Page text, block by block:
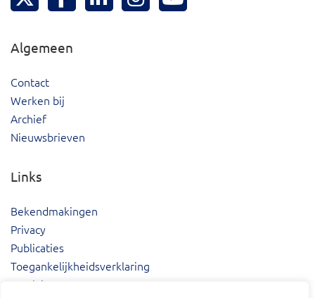
Algemeen
Contact
Werken bij
Archief
Nieuwsbrieven
Links
Bekendmakingen
Privacy
Publicaties
Toegankelijkheidsverklaring
Proclaimer